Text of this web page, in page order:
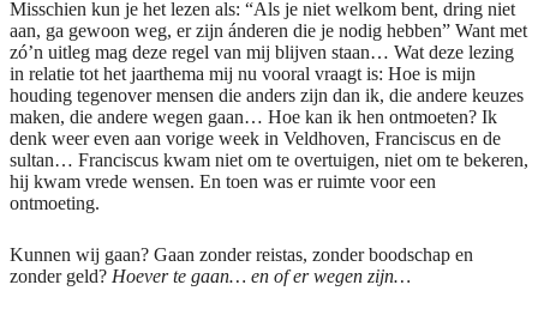
Misschien kun je het lezen als: “Als je niet welkom bent, dring niet
aan, ga gewoon weg, er zijn ánderen die je nodig hebben” Want met
zó’n uitleg mag deze regel van mij blijven staan… Wat deze lezing
in relatie tot het jaarthema mij nu vooral vraagt is: Hoe is mijn
houding tegenover mensen die anders zijn dan ik, die andere keuzes
maken, die andere wegen gaan… Hoe kan ik hen ontmoeten? Ik
denk weer even aan vorige week in Veldhoven, Franciscus en de
sultan… Franciscus kwam niet om te overtuigen, niet om te bekeren,
hij kwam vrede wensen. En toen was er ruimte voor een
ontmoeting.
Kunnen wij gaan? Gaan zonder reistas, zonder boodschap en
zonder geld? Hoever te gaan… en of er wegen zijn…